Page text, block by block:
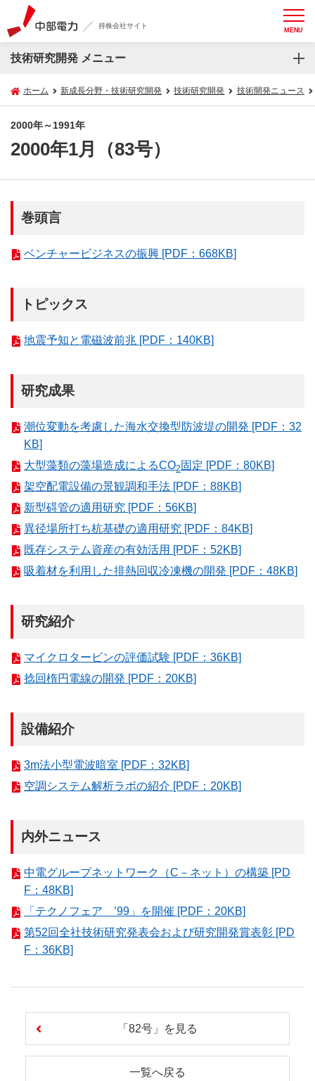
持株会社サイト MENU
技術研究開発 メニュー
ホーム 新成長分野・技術研究開発 技術研究開発 技術開発ニュース
2000年～1991年
2000年1月（83号）
巻頭言
ベンチャービジネスの振興 [PDF：668KB]
トピックス
地震予知と電磁波前兆 [PDF：140KB]
研究成果
潮位変動を考慮した海水交換型防波堤の開発 [PDF：32
KB]
大型藻類の藻場造成によるCO2 固定 [PDF：80KB]
架空配電設備の景観調和手法 [PDF：88KB]
新型碍管の適用研究 [PDF：56KB]
異径場所打ち杭基礎の適用研究 [PDF：84KB]
既存システム資産の有効活用 [PDF：52KB]
吸着材を利用した排熱回収冷凍機の開発 [PDF：48KB]
研究紹介
マイクロタービンの評価試験 [PDF：36KB]
捻回楕円電線の開発 [PDF：20KB]
設備紹介
3m法小型電波暗室 [PDF：32KB]
空調システム解析ラボの紹介 [PDF：20KB]
内外ニュース
中電グループネットワーク（C－ネット）の構築 [PD
F：48KB]
「テクノフェア ’99」を開催 [PDF：20KB]
第52回全社技術研究発表会および研究開発賞表彰 [PD
F：36KB]
「82号」を見る
一覧へ戻る